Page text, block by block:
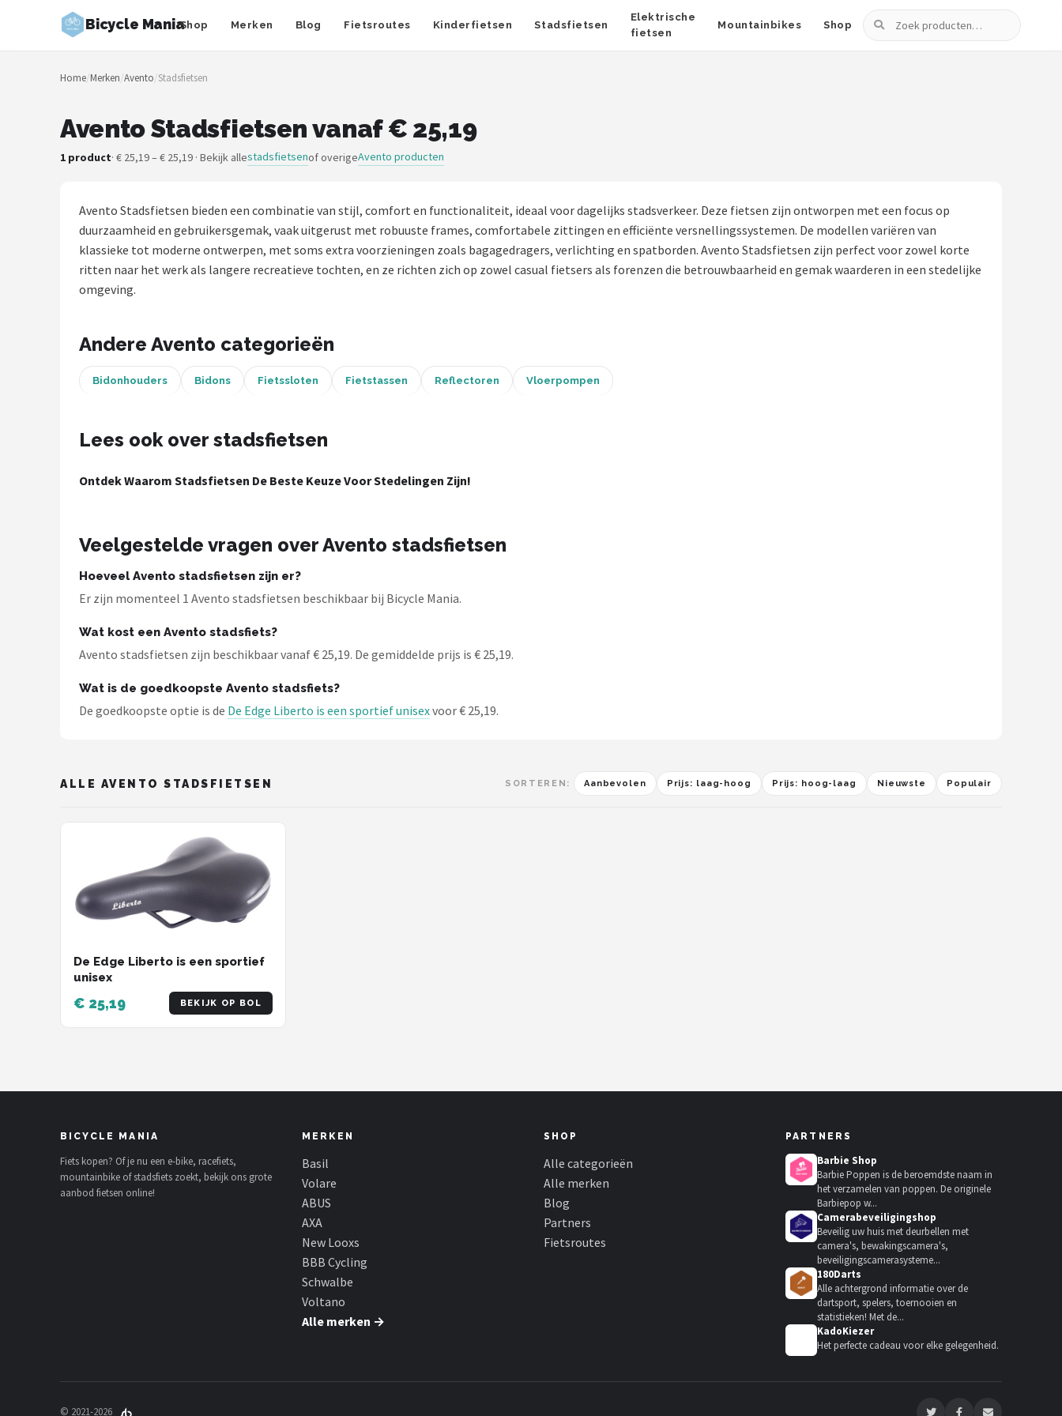
Bicycle ManiaShop Merken Blog Fietsroutes Kinderfietsen Stadsfietsen
Elektrische
fietsen
Mountainbikes Shop
Zoeken
Zoeken
NAVIGATIE
Merken
Fietsroutes
Kinderfietsen
Elektrische fietsen
Mountainbikes
POPULAIRE MERKEN
New Looxs
Schwalbe
Shimano
Home/Merken/Avento/Stadsfietsen
Avento Stadsfietsen vanaf € 25,19
1 product· € 25,19 – € 25,19 · Bekijk allestadsfietsenof overigeAvento producten
Avento Stadsfietsen bieden een combinatie van stijl, comfort en functionaliteit, ideaal voor dagelijks stadsverkeer. Deze fietsen zijn ontworpen met een focus op
duurzaamheid en gebruikersgemak, vaak uitgerust met robuuste frames, comfortabele zittingen en efficiënte versnellingssystemen. De modellen variëren van
klassieke tot moderne ontwerpen, met soms extra voorzieningen zoals bagagedragers, verlichting en spatborden. Avento Stadsfietsen zijn perfect voor zowel korte
ritten naar het werk als langere recreatieve tochten, en ze richten zich op zowel casual fietsers als forenzen die betrouwbaarheid en gemak waarderen in een stedelijke
omgeving.
Andere Avento categorieën
Bidonhouders Bidons Fietssloten Fietstassen Reflectoren Vloerpompen
Lees ook over stadsfietsen
Ontdek Waarom Stadsfietsen De Beste Keuze Voor Stedelingen Zijn!
Veelgestelde vragen over Avento stadsfietsen
Hoeveel Avento stadsfietsen zijn er?
Er zijn momenteel 1 Avento stadsfietsen beschikbaar bij Bicycle Mania.
Wat kost een Avento stadsfiets?
Avento stadsfietsen zijn beschikbaar vanaf € 25,19. De gemiddelde prijs is € 25,19.
Wat is de goedkoopste Avento stadsfiets?
De goedkoopste optie is de De Edge Liberto is een sportief unisexvoor € 25,19.
ALLE AVENTO STADSFIETSEN SORTEREN: Aanbevolen Prijs: laag-hoog Prijs: hoog-laag Nieuwste Populair
De Edge Liberto is een sportief
unisex
€ 25,19 BEKIJK OP BOL
BICYCLE MANIA
Fiets kopen? Of je nu een e-bike, racefiets,
mountainbike of stadsfiets zoekt, bekijk ons grote
aanbod fietsen online!
MERKEN
Basil
Volare
ABUS
AXA
New Looxs
BBB Cycling
Schwalbe
Voltano
Alle merken →
SHOP
Alle categorieën
Alle merken
Blog
Partners
Fietsroutes
PARTNERS
Barbie Shop
Barbie Poppen is de beroemdste naam in
het verzamelen van poppen. De originele
Barbiepop w...
Camerabeveiligingshop
Beveilig uw huis met deurbellen met
camera's, bewakingscamera's,
beveiligingscamerasysteme...
180Darts
Alle achtergrond informatie over de
dartsport, spelers, toernooien en
statistieken! Met de...
KadoKiezer
Het perfecte cadeau voor elke gelegenheid.
© 2021-2026